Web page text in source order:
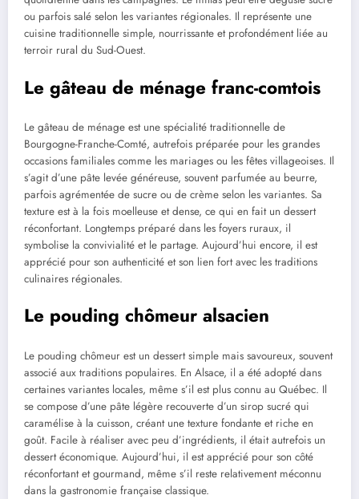
ou parfois salé selon les variantes régionales. Il représente une
cuisine traditionnelle simple, nourrissante et profondément liée au
terroir rural du Sud-Ouest.
Le gâteau de ménage franc-comtois
Le gâteau de ménage est une spécialité traditionnelle de
Bourgogne-Franche-Comté, autrefois préparée pour les grandes
occasions familiales comme les mariages ou les fêtes villageoises. Il
s’agit d’une pâte levée généreuse, souvent parfumée au beurre,
parfois agrémentée de sucre ou de crème selon les variantes. Sa
texture est à la fois moelleuse et dense, ce qui en fait un dessert
réconfortant. Longtemps préparé dans les foyers ruraux, il
symbolise la convivialité et le partage. Aujourd’hui encore, il est
apprécié pour son authenticité et son lien fort avec les traditions
culinaires régionales.
Le pouding chômeur alsacien
Le pouding chômeur est un dessert simple mais savoureux, souvent
associé aux traditions populaires. En Alsace, il a été adopté dans
certaines variantes locales, même s’il est plus connu au Québec. Il
se compose d’une pâte légère recouverte d’un sirop sucré qui
caramélise à la cuisson, créant une texture fondante et riche en
goût. Facile à réaliser avec peu d’ingrédients, il était autrefois un
dessert économique. Aujourd’hui, il est apprécié pour son côté
réconfortant et gourmand, même s’il reste relativement méconnu
dans la gastronomie française classique.